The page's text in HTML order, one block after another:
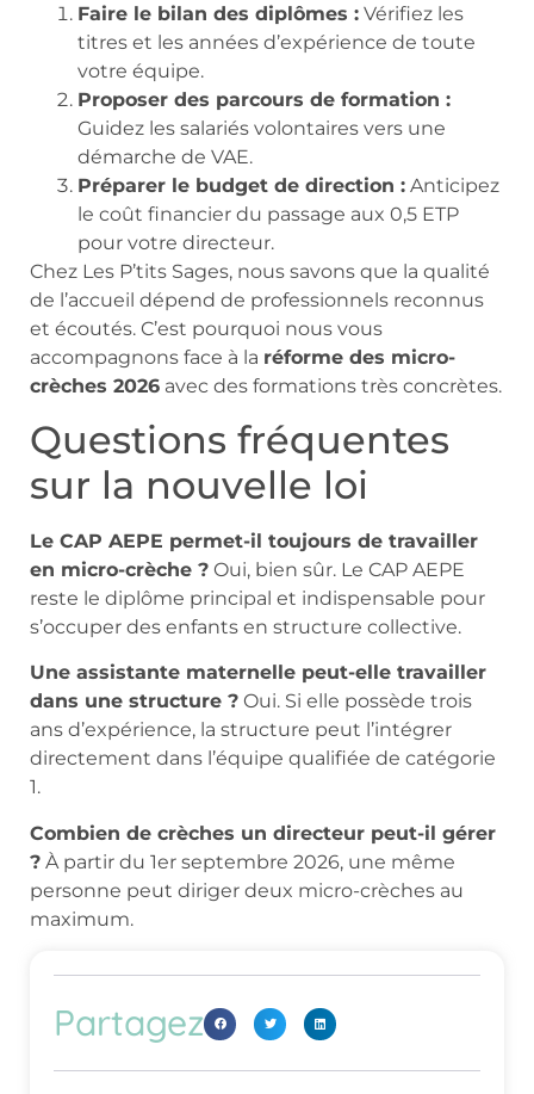
Faire le bilan des diplômes : Vérifiez les
titres et les années d’expérience de toute
votre équipe.
Proposer des parcours de formation :
Guidez les salariés volontaires vers une
démarche de VAE.
Préparer le budget de direction : Anticipez
le coût financier du passage aux 0,5 ETP
pour votre directeur.
Chez Les P’tits Sages, nous savons que la qualité
de l’accueil dépend de professionnels reconnus
et écoutés. C’est pourquoi nous vous
accompagnons face à la réforme des micro-
crèches 2026 avec des formations très concrètes.
Questions fréquentes
sur la nouvelle loi
Le CAP AEPE permet-il toujours de travailler
en micro-crèche ? Oui, bien sûr. Le CAP AEPE
reste le diplôme principal et indispensable pour
s’occuper des enfants en structure collective.
Une assistante maternelle peut-elle travailler
dans une structure ? Oui. Si elle possède trois
ans d’expérience, la structure peut l’intégrer
directement dans l’équipe qualifiée de catégorie
1.
Combien de crèches un directeur peut-il gérer
? À partir du 1er septembre 2026, une même
personne peut diriger deux micro-crèches au
maximum.
Partagez